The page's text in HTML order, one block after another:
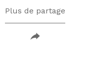
Plus de partage